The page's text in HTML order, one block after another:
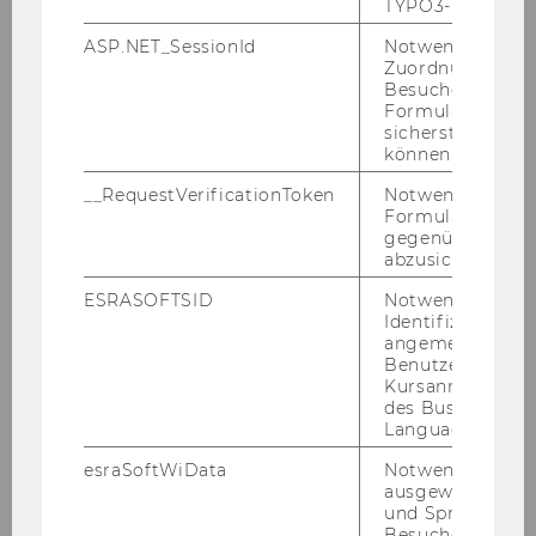
- Providing teaching assistance, and holding
courses and examinations (Teaching load of
- Contributing to organisational and
- PhD in applied mathematics or in statistics
with a strong mathematical background
- Enthusiastic interest in research in Bayesian
statistics, exemplified through publications in
international journals in topics including, but
not limited to, Bayesian non-parametric
methods, Bayesian inference for high-
dimensional and complex data, Bayesian time
series analysis and state space modelling,
efficient Markov chain Monte Carlo methods
- Interest in applications in economics, finance,
TYPO3-Backend.
ASP.NET_SessionId
Notwendig, um
Zuordnung von
Besucher zu
sicherstellen zu
können.
__RequestVerificationToken
Notwendig, um
gegenüber
abzusichern.
ESRASOFTSID
Notwendig zur
Identifizierung
angemeldeten
Benutzers im
des Business
Language
esraSoftWiData
Notwendig um
ausgewählte
und